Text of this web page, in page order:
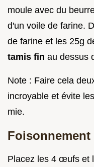
moule avec du
d'un voile de farine.
de farine et les 25g
tamis fin au dessus
Note : Faire cela
incroyable et évite
mie.
Placez les 4 œufs et